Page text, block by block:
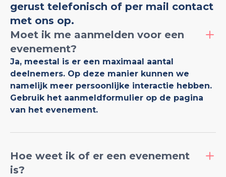
gerust telefonisch of per mail contact
met ons op.
Moet ik me aanmelden voor een
evenement?
Ja, meestal is er een maximaal aantal
deelnemers. Op deze manier kunnen we
namelijk meer persoonlijke interactie hebben.
Gebruik het aanmeldformulier op de pagina
van het evenement.
Hoe weet ik of er een evenement
is?